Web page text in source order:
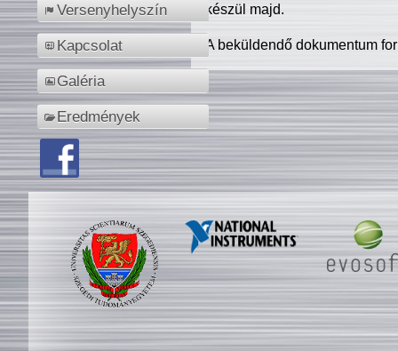
Versenyhelyszín
Kapcsolat
Galéria
Eredmények
készül majd.
A beküldendő dokumentum